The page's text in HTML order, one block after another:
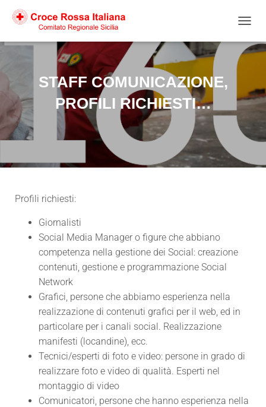
STAFF COMUNICAZIONE,
PROFILI RICHIESTI…
Profili richiesti:
Giornalisti
Social Media Manager o figure che abbiano
competenza nella gestione dei Social: creazione
contenuti, gestione e programmazione Social
Network
Grafici, persone che abbiamo esperienza nella
realizzazione di contenuti grafici per il web, ed in
particolare per i canali social. Realizzazione
manifesti (locandine), ecc.
Tecnici/esperti di foto e video: persone in grado di
realizzare foto e video di qualità. Esperti nel
montaggio di video
Comunicatori, persone che hanno esperienza nella